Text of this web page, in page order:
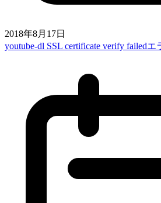
2018年8月17日
youtube-dl SSL certificate verify failed